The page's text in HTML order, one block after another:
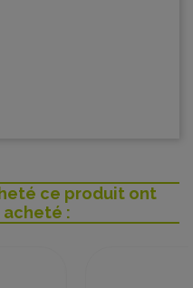
ce produit ont
: